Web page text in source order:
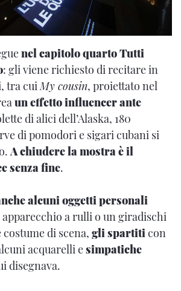
nel capitolo quarto Tutti
: gli viene richiesto di recitare in
tra cuiMy cousin, proiettato nel
un effetto influencer ante
di alici dell’Alaska, 180
di pomodori e sigari cubani si
A chiudere la mostra è il
senza fine.
alcuni oggetti personali
apparecchio a rulli o un giradischi
costume di scena, gli spartiticon
acquarelli esimpatiche
disegnava.